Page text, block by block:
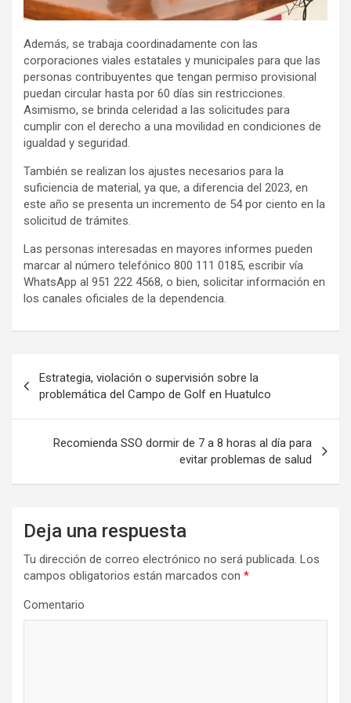
Además, se trabaja coordinadamente con las
corporaciones viales estatales y municipales para que las
personas contribuyentes que tengan permiso provisional
puedan circular hasta por 60 días sin restricciones.
Asimismo, se brinda celeridad a las solicitudes para
cumplir con el derecho a una movilidad en condiciones de
igualdad y seguridad.
También se realizan los ajustes necesarios para la
suficiencia de material, ya que, a diferencia del 2023, en
este año se presenta un incremento de 54 por ciento en la
solicitud de trámites.
Las personas interesadas en mayores informes pueden
marcar al número telefónico 800 111 0185, escribir vía
WhatsApp al 951 222 4568, o bien, solicitar información en
los canales oficiales de la dependencia.
de
entradas
Estrategia, violación o supervisión sobre la
problemática del Campo de Golf en Huatulco
Recomienda SSO dormir de 7 a 8 horas al día para
evitar problemas de salud
Deja una respuesta
Tu dirección de correo electrónico no será publicada. Los
campos obligatorios están marcados con *
Comentario